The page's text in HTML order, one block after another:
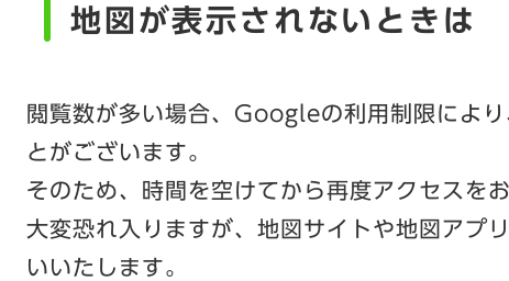
地図が表示されないときは
閲覧数が多い場合、Googleの利用制限によ
とがございます。
そのため、時間を空けてから再度アクセスを
大変恐れ入りますが、地図サイトや地図アプ
いいたします。